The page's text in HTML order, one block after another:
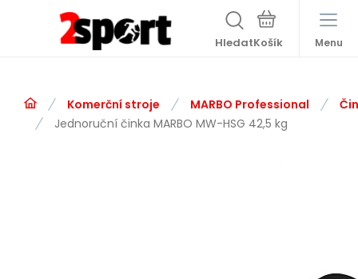
Hledat Menu
Komerční stroje MARBO Professional
Jednoruční činka MARBO MW-HSG 42,5 kg